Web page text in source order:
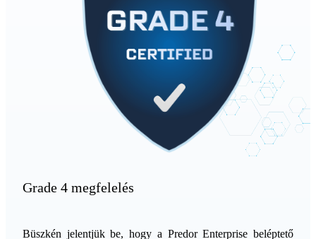
Grade 4 megfelelés
Büszkén jelentjük be, hogy a Predor Enterprise beléptető